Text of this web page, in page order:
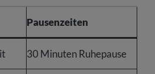
Pausenzeiten
30 Minuten Ruhepause